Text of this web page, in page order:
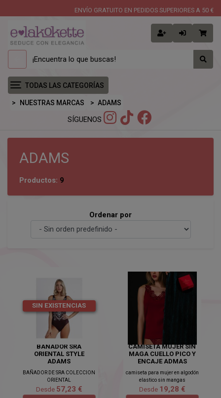
ENVÍO GRATUITO EN PEDIDOS SUPERIORES A 50 €
TODAS LAS CATEGORÍAS
NUESTRAS MARCAS ADAMS
SÍGUENOS
ADAMS
Productos: 9
Ordenar por
SIN EXISTENCIAS
BAÑADOR SRA
ORIENTAL STYLE
ADAMS
BAÑADOR DE SRA COLECCION
ORIENTAL
Desde 57,23 €
CAMISETA MUJER SIN
MAGA CUELLO PICO Y
ENCAJE ADMAS
camiseta para mujer en algodón
elastico sin mangas
Desde 19,28 €